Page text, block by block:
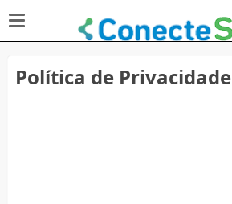
Política de Privacidade